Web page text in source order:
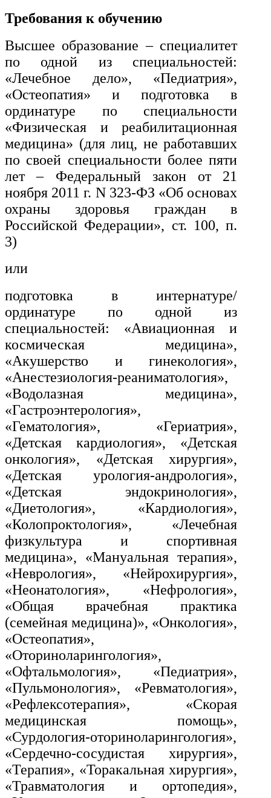
Техника и технологии
строительства
Ядерная энергетика и технологии
Физкультура и спорт
Сервис и туризм
Изобразительное и прикладные
виды искусств
Управление в технических
системах
Ветеринария и зоотехника
Подготовка к периодической
аккредитации
Основные Услуги
Дополнительные Услуги
Требования к обучению
Высшее образование – специалитет
по одной из специальностей:
«Лечебное дело», «Педиатрия»,
«Остеопатия» и подготовка в
ординатуре по специальности
«Физическая и реабилитационная
медицина» (для лиц, не работавших
по своей специальности более пяти
лет – Федеральный закон от 21
ноября 2011 г. N 323-ФЗ «Об основах
охраны здоровья граждан в
Российской Федерации», ст. 100, п.
3)
или
подготовка в интернатуре/
ординатуре по одной из
специальностей: «Авиационная и
космическая медицина»,
«Акушерство и гинекология»,
«Анестезиология-реаниматология»,
«Водолазная медицина»,
«Гастроэнтерология»,
«Гематология», «Гериатрия»,
«Детская кардиология», «Детская
онкология», «Детская хирургия»,
«Детская урология-андрология»,
«Детская эндокринология»,
«Диетология», «Кардиология»,
«Колопроктология», «Лечебная
физкультура и спортивная
медицина», «Мануальная терапия»,
«Неврология», «Нейрохирургия»,
«Неонатология», «Нефрология»,
«Общая врачебная практика
(семейная медицина)», «Онкология»,
«Остеопатия»,
«Оториноларингология»,
«Офтальмология», «Педиатрия»,
«Пульмонология», «Ревматология»,
«Рефлексотерапия», «Скорая
медицинская помощь»,
«Сурдология-оториноларингология»,
«Сердечно-сосудистая хирургия»,
«Терапия», «Торакальная хирургия»,
«Травматология и ортопедия»,